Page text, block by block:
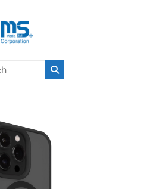
ド商品｜株式会社
輸入商品には、日本では珍しい「海外ブ
品」「機能的な商品」「コストパフォー
ウト〕